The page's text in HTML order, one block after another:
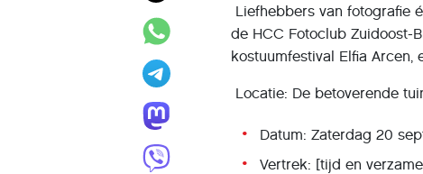
Liefhebbers van fotografie
de HCC Fotoclub Zuidoost-
kostuumfestival Elfia
Locatie: De betoverende
Datum: Zaterdag 20
Vertrek: [tijd en